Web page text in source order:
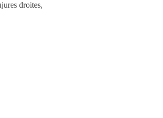
droites,